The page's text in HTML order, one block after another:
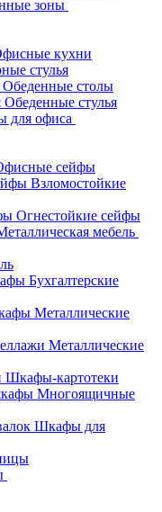
зоны
кухни
стулья
Обеденные столы
Обеденные стулья
для офиса
сейфы
Взломостойкие
Огнестойкие сейфы
мебель
Бухгалтерские
Металлические
Металлические
Шкафы-картотеки
Многоящичные
Шкафы для